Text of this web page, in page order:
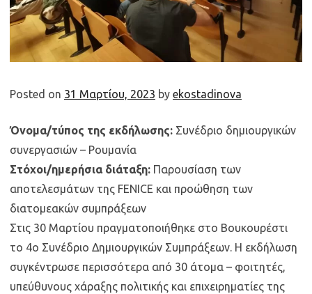
Posted on 31 Μαρτίου, 2023 by ekostadinova
Όνομα/τύπος της εκδήλωσης: Συνέδριο δημιουργικών
συνεργασιών – Ρουμανία
Στόχοι/ημερήσια διάταξη: Παρουσίαση των
αποτελεσμάτων της FENICE και προώθηση των
διατομεακών συμπράξεων
Στις 30 Μαρτίου πραγματοποιήθηκε στο Βουκουρέστι
το 4ο Συνέδριο Δημιουργικών Συμπράξεων. Η εκδήλωση
συγκέντρωσε περισσότερα από 30 άτομα – φοιτητές,
υπεύθυνους χάραξης πολιτικής και επιχειρηματίες της